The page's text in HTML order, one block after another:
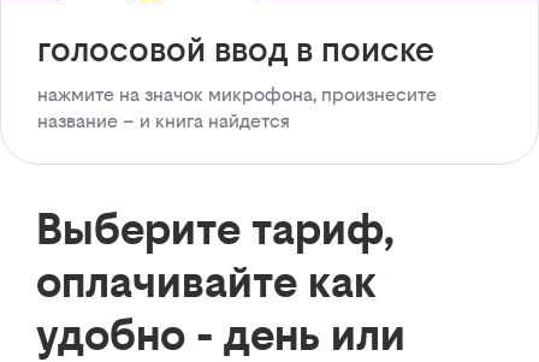
голосовой ввод в поиске
нажмите на значок микрофона, произнесите
название – и книга найдется
Выберите тариф,
оплачивайте как
удобно - день или